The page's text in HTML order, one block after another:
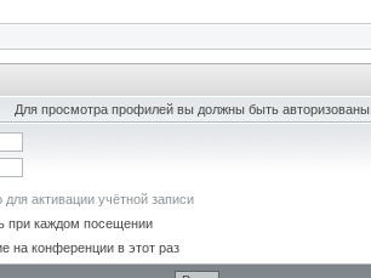
Для просмотра профилей вы должны быть авторизованы.
активации учётной записи
при каждом посещении
на конференции в этот раз